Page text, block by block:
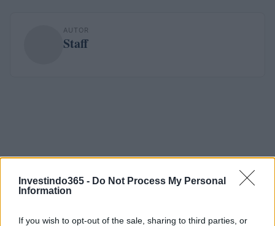
Investindo365 - Do Not Process My Personal
Information
If you wish to opt-out of the sale, sharing to third parties, or
AUTOR
Staff